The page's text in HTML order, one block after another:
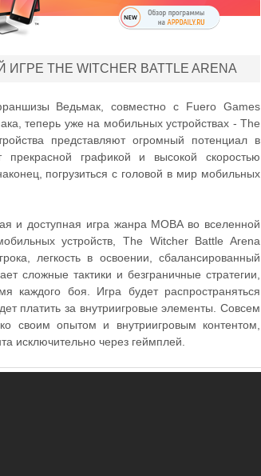
THE WITCHER BATTLE ARENA
Ведьмак, совместно с Fuero Games
теперь уже на мобильных устройствах - The
представляют огромный потенциал в
графикой и высокой скоростью
погрузиться с головой в мир мобильных
и доступная игра жанра MOBA во вселенной
устройств, The Witcher Battle Arena
легкость в освоении, сбалансированный
сложные тактики и безграничные стратегии,
каждого боя. Игра будет распространяться
платить за внутриигровые элементы. Совсем
своим опытом и внутриигровым контентом,
исключительно через геймплей.